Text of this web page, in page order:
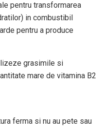
pentru transformarea
in combustibil
pentru a produce
grasimile si
mare de vitamina B2
ferma si nu au pete sau